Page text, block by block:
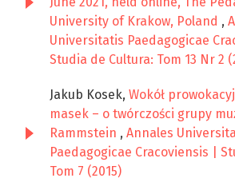
University of Krakow, Poland ,
Universitatis Paedagogicae
Studia de Cultura: Tom 13 Nr 2
Jakub Kosek, Wokół
masek – o twórczości grupy
Rammstein , Annales
Paedagogicae Cracoviensis |
Tom 7 (2015)